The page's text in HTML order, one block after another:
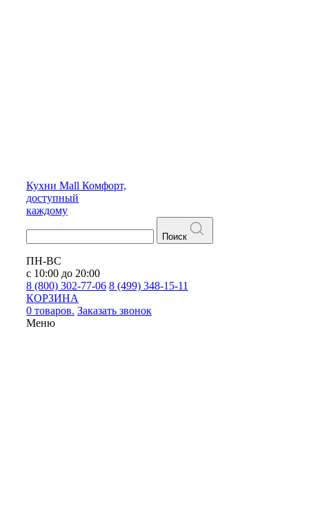
Кухни Mall Комфорт,
доступный
каждому
Поиск
ПН-ВС
с 10:00 до 20:00
8 (800) 302-77-06 8 (499) 348-15-11
КОРЗИНА
0 товаров. Заказать звонок
Меню